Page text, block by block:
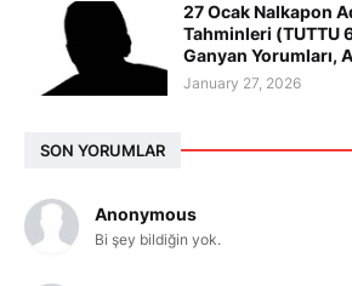
27 Ocak Nalkapon
Tahminleri (TUTTU
Ganyan Yorumları,
January 27, 2026
SON YORUMLAR
Anonymous
Bi şey bildiğin yok.